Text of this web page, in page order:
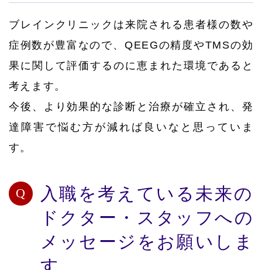
ブレインクリニックは来院される患者様の数や
症例数が豊富なので、QEEGの精度やTMSの効
果に関して評価するのに恵まれた環境であると
考えます。
今後、より効果的な診断と治療が確立され、発
達障害で悩む方が減れば良いなと思っていま
す。
入職を考えている未来の
ドクター・スタッフへの
メッセージをお願いしま
す